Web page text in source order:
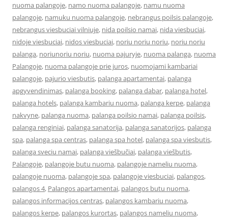
nuoma palangoje, namo nuoma palangoje, namu nuoma
palangoje, namuku nuoma palangoje, nebrangus poilsis palangoje,
nebrangus viesbuciai vilniuje, nida poilsio namai, nida viesbuciai,
nidoje viesbuciai, nidos viesbuciai, noriu noriu noriu, noriu noriu
palanga, noriunoriu noriu, nuoma pajuryje, nuoma palanga, nuoma
Palangoje, nuoma palangoje prie juros, nuomojami kambariai
palangoje, pajurio viesbutis, palanga apartamentai, palanga
apgyvendinimas, palanga booking, palanga dabar, palanga hotel,
palanga hotels, palanga kambariu nuoma, palanga kerpe, palanga
nakvyne, palanga nuoma, palanga poilsio namai, palanga poilsis,
palanga renginiai, palanga sanatorija, palanga sanatorijos, palanga
spa, palanga spa centras, palanga spa hotel, palanga spa viesbutis,
palanga sveciu namai, palanga viešbučiai, palanga viešbutis,
Palangoje, palangoje butu nuoma, palangoje nameliu nuoma,
palangoje nuoma, palangoje spa, palangoje viesbuciai, palangos,
palangos 4, Palangos apartamentai, palangos butu nuoma,
palangos informacijos centras, palangos kambariu nuoma,
palangos kerpe, palangos kurortas, palangos nameliu nuoma,